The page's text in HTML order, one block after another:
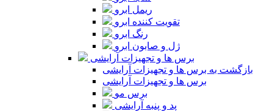
ریمل ابرو
تقویت کننده ابرو
رنگ ابرو
ژل و صابون ابرو
برس ها و تجهیزات آرایشی
بازگشت به برس ها و تجهیزات آرایشی
برس ها و تجهیزات آرایشی
برس مو
پد و پنبه آرایشی